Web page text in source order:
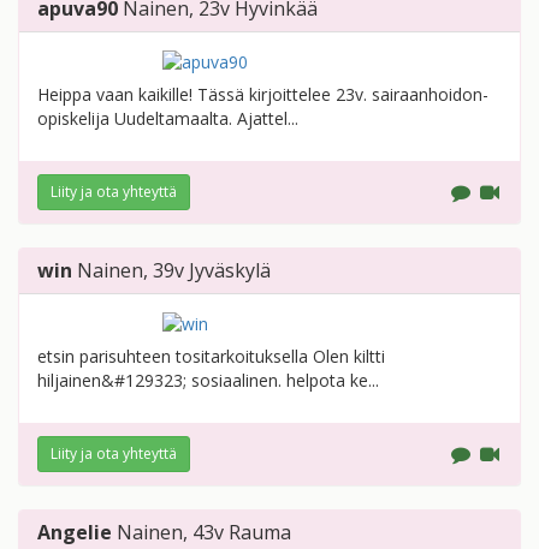
apuva90 Nainen, 23v Hyvinkää
Heippa vaan kaikille! Tässä kirjoittelee 23v. sairaanhoidon-
opiskelija Uudeltamaalta. Ajattel...
Liity ja ota yhteyttä
win Nainen, 39v Jyväskylä
etsin parisuhteen tositarkoituksella Olen kiltti
hiljainen&#129323; sosiaalinen. helpota ke...
Liity ja ota yhteyttä
Angelie Nainen, 43v Rauma